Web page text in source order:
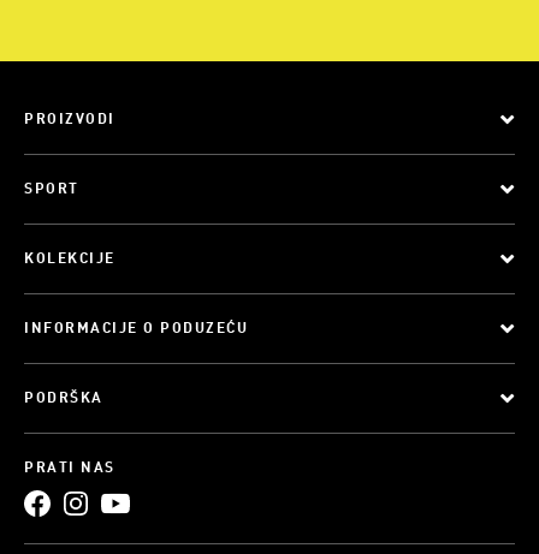
PROIZVODI
SPORT
KOLEKCIJE
INFORMACIJE O PODUZEĆU
PODRŠKA
PRATI NAS